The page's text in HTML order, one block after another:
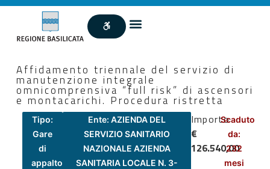
Affidamento triennale del servizio di
manutenzione integrale
omnicomprensiva “full risk” di ascensori
e montacarichi. Procedura ristretta
Tipo:
Gare
di
appalto
Ente: AZIENDA DEL
SERVIZIO SANITARIO
NAZIONALE AZIENDA
SANITARIA LOCALE N. 3-
Importo
€
126.540,00
Scaduto
da:
232
mesi